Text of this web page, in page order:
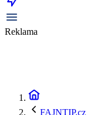
Reklama
FAJNTIP.cz